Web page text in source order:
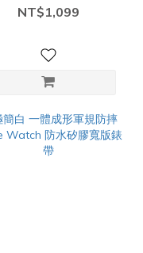
NT$1,099